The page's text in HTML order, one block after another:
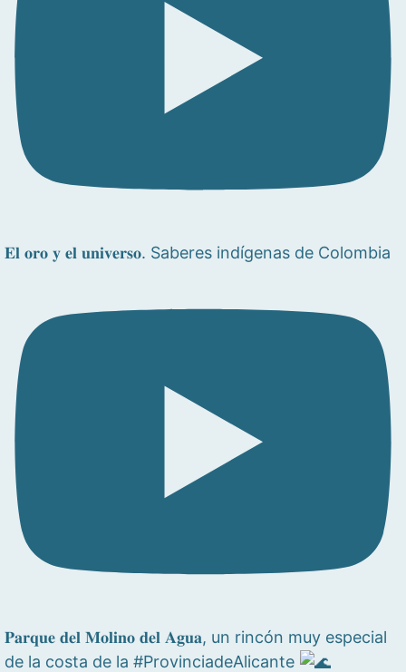
𝐄𝐥 𝐨𝐫𝐨 𝐲 𝐞𝐥 𝐮𝐧𝐢𝐯𝐞𝐫𝐬𝐨. Saberes indígenas de Colombia
𝐏𝐚𝐫𝐪𝐮𝐞 𝐝𝐞𝐥 𝐌𝐨𝐥𝐢𝐧𝐨 𝐝𝐞𝐥 𝐀𝐠𝐮𝐚, un rincón muy especial
de la costa de la #ProvinciadeAlicante